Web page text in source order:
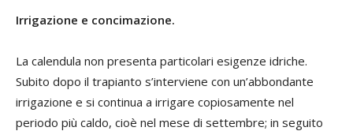
Irrigazione e concimazione.
La calendula non presenta particolari esigenze idriche.
Subito dopo il trapianto s’interviene con un’abbondante
irrigazione e si continua a irrigare copiosamente nel
periodo più caldo, cioè nel mese di settembre; in seguito